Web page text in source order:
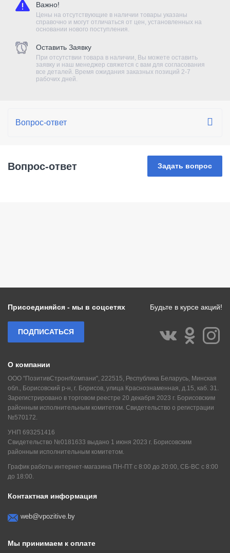
Важно!
Цены на отсутствующие в наличии товары указаны
справочно и могут отличаться от цен, установленных на
основании нового поступления.
Оставить Заявку
При отсутствии товара в наличии, Вы можете оставить
заявку и наш менеджер свяжется с вам для согласования
все деталей. Время ожидания заказных позиций 2-7
рабочих дней.
Вопрос-ответ Задать вопрос
Мы принимаем к оплате
Контактная информация
web@vpozitive.by
О компании
ООО "ПозитивСтронгКомпани", 222515, Республика Беларусь, Минская
обл., Борисовский р-н, г. Борисов, улица Краснознаменная, д.15, каб. 31.
Зарегистрировано в торговом реестре 20 декабря 2023 г. Борисовским
районным исполнительным комитетом. Свидетельство о регистрации
№570172.
УНП 693251416
Свидетельство №0181633 выдано 1 июня 2023 г. Борисовским
районным исполнительным комитетом.
График работы интернет-магазина ПН-ПТ с 8:00 до 20:00, СБ-ВС с 8:00
до 18:00.
Присоединяйся - мы в соцсетях Будьте в курсе акций!
ПОДПИСАТЬСЯ